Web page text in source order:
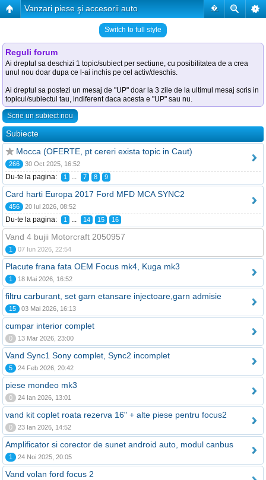
�
Vanzari piese şi accesorii auto
Switch to full style
Reguli forum
Ai dreptul sa deschizi 1 topic/subiect per sectiune, cu posibilitatea de a crea
unul nou doar dupa ce l-ai inchis pe cel activ/deschis.
Ai dreptul sa postezi un mesaj de "UP" doar la 3 zile de la ultimul mesaj scris in
topicul/subiectul tau, indiferent daca acesta e "UP" sau nu.
Scrie un subiect nou
Subiecte
Mocca (OFERTE, pt cereri exista topic in Caut)
266 30 Oct 2025, 16:52
Du-te la pagina: 1 ... 7 8 9
Card harti Europa 2017 Ford MFD MCA SYNC2
456 20 Iul 2026, 08:52
Du-te la pagina: 1 ... 14 15 16
Vand 4 bujii Motorcraft 2050957
1 07 Iun 2026, 22:54
Placute frana fata OEM Focus mk4, Kuga mk3
1 18 Mai 2026, 16:52
filtru carburant, set garn etansare injectoare,garn admisie
15 03 Mai 2026, 16:13
cumpar interior complet
0 13 Mar 2026, 23:00
Vand Sync1 Sony complet, Sync2 incomplet
5 24 Feb 2026, 20:42
piese mondeo mk3
0 24 Ian 2026, 13:01
vand kit coplet roata rezerva 16" + alte piese pentru focus2
0 23 Ian 2026, 14:52
Amplificator si corector de sunet android auto, modul canbus
1 24 Noi 2025, 20:05
Vand volan ford focus 2